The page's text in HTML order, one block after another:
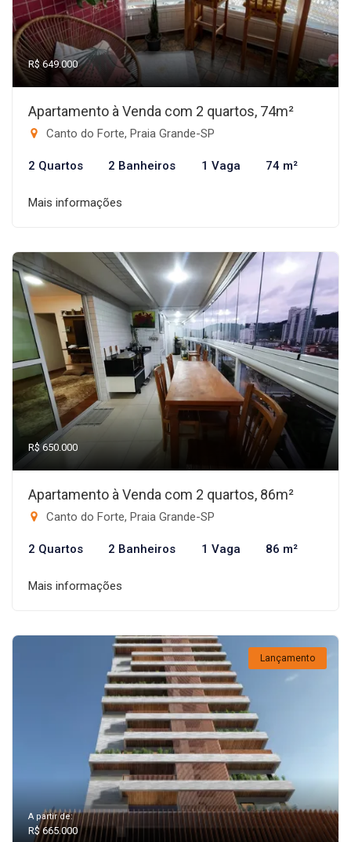
R$ 649.000
Apartamento à Venda com 2 quartos, 74m²
Canto do Forte, Praia Grande-SP
2 Quartos 2 Banheiros 1 Vaga 74 m²
Mais informações
R$ 650.000
Apartamento à Venda com 2 quartos, 86m²
Canto do Forte, Praia Grande-SP
2 Quartos 2 Banheiros 1 Vaga 86 m²
Mais informações
Lançamento
A partir de:
R$ 665.000